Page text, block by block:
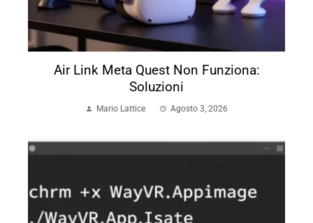
Air Link Meta Quest Non Funziona:
Soluzioni
Mario Lattice Agosto 3, 2026